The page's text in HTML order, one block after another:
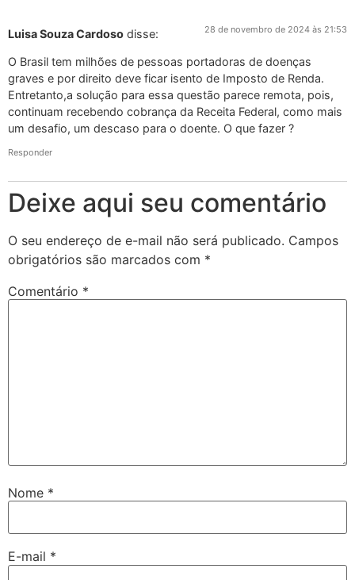
Luisa Souza Cardoso disse: 28 de novembro de 2024 às 21:53
O Brasil tem milhões de pessoas portadoras de doenças
graves e por direito deve ficar isento de Imposto de Renda.
Entretanto,a solução para essa questão parece remota, pois,
continuam recebendo cobrança da Receita Federal, como mais
um desafio, um descaso para o doente. O que fazer ?
Responder
Deixe aqui seu comentário
O seu endereço de e-mail não será publicado. Campos
obrigatórios são marcados com *
Comentário *
Nome *
E-mail *